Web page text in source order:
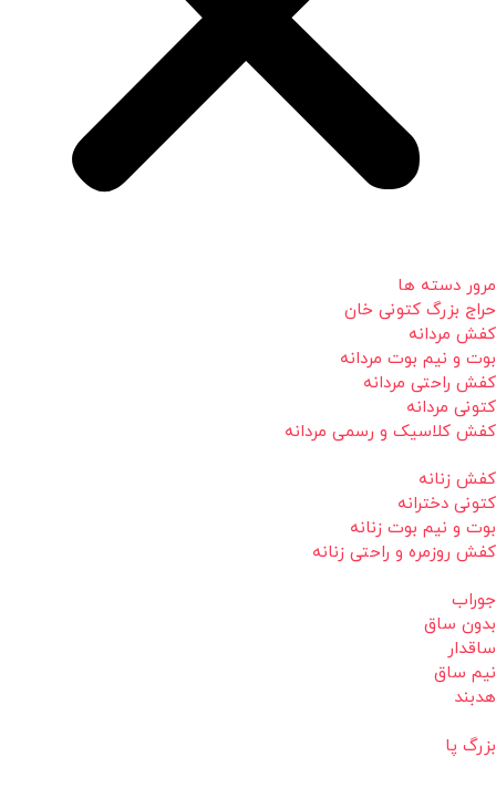
مرور دسته ها
حراج بزرگ کتونی خان
کفش مردانه
بوت و نیم بوت مردانه
کفش راحتی مردانه
کتونی مردانه
کفش کلاسیک و رسمی مردانه
کفش زنانه
کتونی دخترانه
بوت و نیم بوت زنانه
کفش روزمره و راحتی زنانه
جوراب
بدون ساق
ساقدار
نیم ساق
هدبند
بزرگ پا